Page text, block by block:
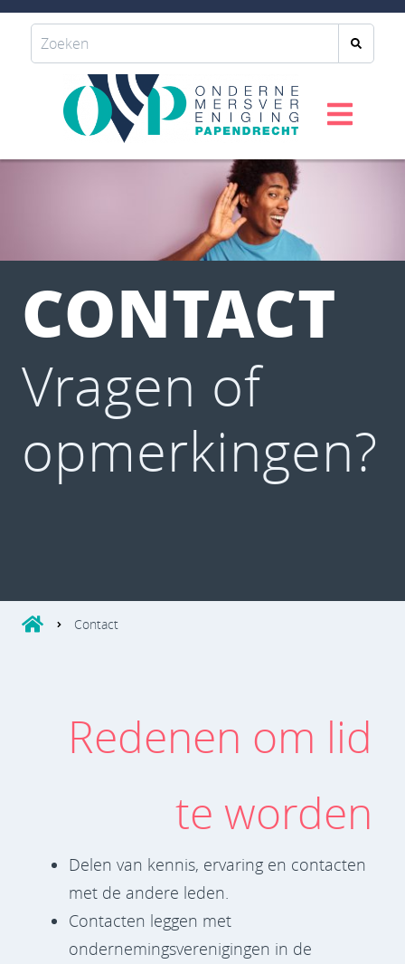
CONTACT
Vragen of
opmerkingen?
Contact
Redenen om lid
te worden
Delen van kennis, ervaring en contacten
met de andere leden.
Contacten leggen met
ondernemingsverenigingen in de